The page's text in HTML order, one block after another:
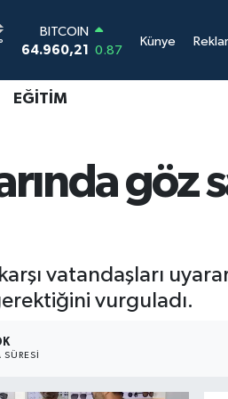
°
DOLAR
47,7436
0.18
55,2510
STERLİN
2.59
BİST100
13.773 -19
Künye
EĞITIM
göz
vatandaşları
vurguladı.